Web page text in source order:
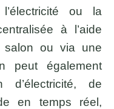
l’électricité ou la
à l’aide
salon ou via une
peut également
d’électricité, de
en temps réel,